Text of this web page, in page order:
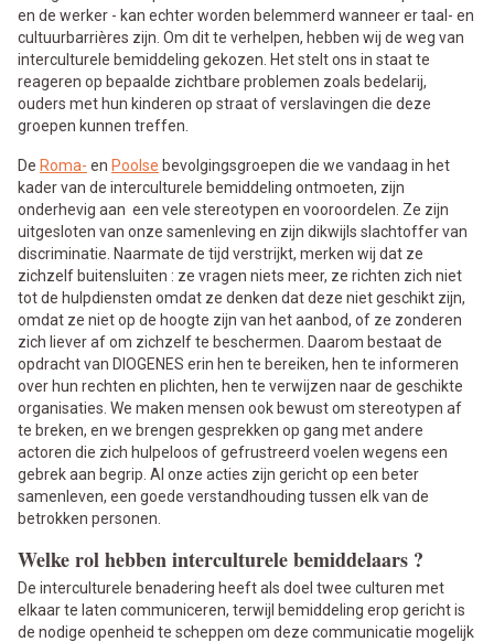
en de werker - kan echter worden belemmerd wanneer er taal- en
cultuurbarrières zijn. Om dit te verhelpen, hebben wij de weg van
interculturele bemiddeling gekozen. Het stelt ons in staat te
reageren op bepaalde zichtbare problemen zoals bedelarij,
ouders met hun kinderen op straat of verslavingen die deze
groepen kunnen treffen.
De Roma- en Poolse bevolgingsgroepen die we vandaag in het
kader van de interculturele bemiddeling ontmoeten, zijn
onderhevig aan een vele stereotypen en vooroordelen. Ze zijn
uitgesloten van onze samenleving en zijn dikwijls slachtoffer van
discriminatie. Naarmate de tijd verstrijkt, merken wij dat ze
zichzelf buitensluiten : ze vragen niets meer, ze richten zich niet
tot de hulpdiensten omdat ze denken dat deze niet geschikt zijn,
omdat ze niet op de hoogte zijn van het aanbod, of ze zonderen
zich liever af om zichzelf te beschermen. Daarom bestaat de
opdracht van DIOGENES erin hen te bereiken, hen te informeren
over hun rechten en plichten, hen te verwijzen naar de geschikte
organisaties. We maken mensen ook bewust om stereotypen af
te breken, en we brengen gesprekken op gang met andere
actoren die zich hulpeloos of gefrustreerd voelen wegens een
gebrek aan begrip. Al onze acties zijn gericht op een beter
samenleven, een goede verstandhouding tussen elk van de
betrokken personen.
Welke rol hebben interculturele bemiddelaars ?
De interculturele benadering heeft als doel twee culturen met
elkaar te laten communiceren, terwijl bemiddeling erop gericht is
de nodige openheid te scheppen om deze communicatie mogelijk